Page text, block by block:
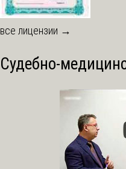
все лицензии →
Судебно-